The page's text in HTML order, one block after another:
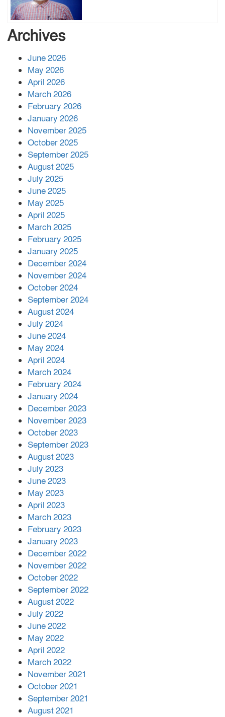
নলছিটিতে শ্রমিকদলের অবৈধ কমিটি
প্রকাশের অভিযোগ
আহত ৪০
Archives
June 2026
May 2026
April 2026
March 2026
February 2026
January 2026
November 2025
October 2025
September 2025
August 2025
July 2025
June 2025
May 2025
April 2025
March 2025
February 2025
January 2025
December 2024
November 2024
October 2024
September 2024
August 2024
July 2024
June 2024
May 2024
April 2024
March 2024
February 2024
January 2024
December 2023
November 2023
October 2023
September 2023
August 2023
July 2023
June 2023
May 2023
April 2023
March 2023
February 2023
January 2023
December 2022
November 2022
October 2022
September 2022
August 2022
July 2022
June 2022
May 2022
April 2022
March 2022
November 2021
October 2021
September 2021
August 2021